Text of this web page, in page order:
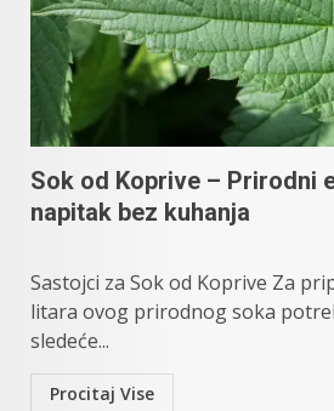
Sok od Koprive – Prirodni
napitak bez kuhanja
Sastojci za Sok od Koprive Za
litara ovog prirodnog soka
sledeće...
Procitaj Vise